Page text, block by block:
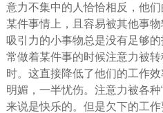
意力不集中的人恰恰相反，他
某件事情上，且容易被其他事
吸引力的小事物总是没有足够
常做着某件事的时候注意力被
时。这直接降低了他们的工作
明媚，一半忧伤。注意力被各种
来说是快乐的。但是欠下的工